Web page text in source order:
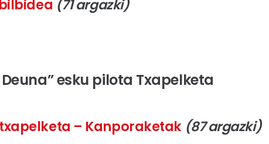
(71 argazki)
Deuna” esku pilota Txapelketa
txapelketa – Kanporaketak (87 argazki)